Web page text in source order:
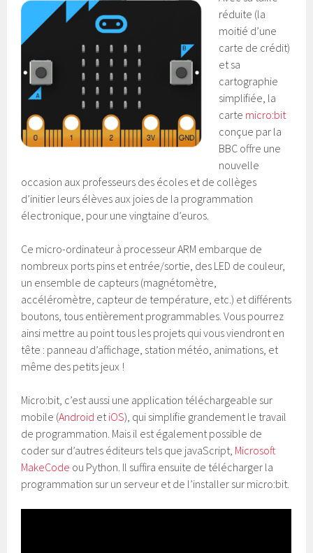
réduite (la
moitié d’une
carte de crédit)
et sa
cartographie
simplifiée, la
carte micro:bit
conçue par la
BBC offre une
nouvelle
occasion aux professeurs des écoles et de collèges
d’initier leurs élèves aux joies de la programmation
électronique, pour une vingtaine d’euros.
Ce micro-ordinateur à processeur ARM embarque de
nombreux ports pins et entrée/sortie, des LED de couleur,
un ensemble de capteurs (magnétomètre,
accéléromètre, capteur de température, etc.) et différents
boutons, tous entièrement programmables. Vous pourrez
ainsi mettre au point tous les projets qui vous viendront en
tête : panneau d’affichage, station météo, animations, et
même des petits jeux !
Micro:bit, c’est aussi une application téléchargeable sur
mobile (Android etiOS), qui simplifie grandement le travail
de programmation. Mais il est également possible de
coder sur d’autres éditeurs tels que javaScript, Microsoft
MakeCode ou Python. Il suffira ensuite de télécharger la
programmation sur un serveur et de l’installer sur micro:bit.